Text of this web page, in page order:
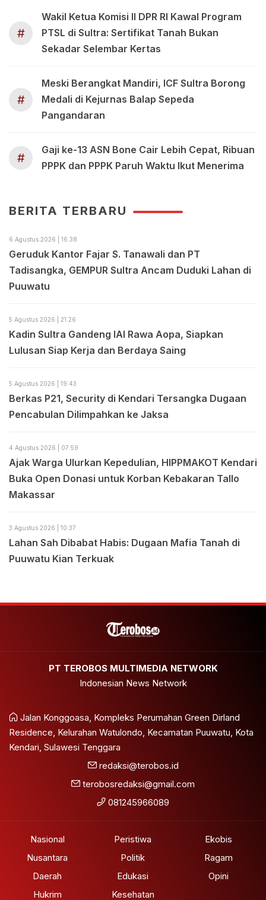
#
Wakil Ketua Komisi II DPR RI Kawal Program
PTSL di Sultra: Sertifikat Tanah Bukan
Sekadar Selembar Kertas
#
Meski Berangkat Mandiri, ICF Sultra Borong
Medali di Kejurnas Balap Sepeda
Pangandaran
#
Gaji ke-13 ASN Bone Cair Lebih Cepat, Ribuan
PPPK dan PPPK Paruh Waktu Ikut Menerima
BERITA TERBARU
6 Agustus 2026 | 16:38
Geruduk Kantor Fajar S. Tanawali dan PT
Tadisangka, GEMPUR Sultra Ancam Duduki Lahan di
Puuwatu
5 Agustus 2026 | 21:26
Kadin Sultra Gandeng IAI Rawa Aopa, Siapkan
Lulusan Siap Kerja dan Berdaya Saing
5 Agustus 2026 | 19:43
Berkas P21, Security di Kendari Tersangka Dugaan
Pencabulan Dilimpahkan ke Jaksa
4 Agustus 2026 | 07:59
Ajak Warga Ulurkan Kepedulian, HIPPMAKOT Kendari
Buka Open Donasi untuk Korban Kebakaran Tallo
Makassar
3 Agustus 2026 | 10:37
Lahan Sah Dibabat Habis: Dugaan Mafia Tanah di
Puuwatu Kian Terkuak
PT TEROBOS MULTIMEDIA NETWORK
Indonesian News Network
Jalan Konggoasa, Kompleks Perumahan Green Dirland
Residence, Kelurahan Watulondo, Kecamatan Puuwatu, Kota
Kendari, Sulawesi Tenggara
redaksi@terobos.id
terobosredaksi@gmail.com
081245966089
Nasional
Nusantara
Daerah
Hukrim
Peristiwa
Politik
Edukasi
Kesehatan
Ekobis
Ragam
Opini